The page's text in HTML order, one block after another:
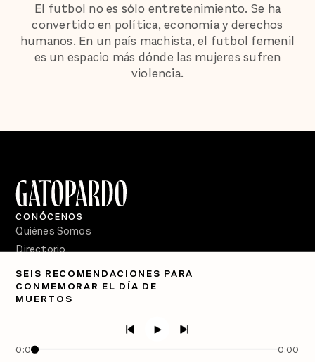
El futbol no es sólo entretenimiento. Se ha
convertido en política, economía y derechos
humanos. En un país machista, el futbol femenil
es un espacio más dónde las mujeres sufren
violencia.
SEIS RECOMENDACIONES PARA
CONMEMORAR EL DÍA DE
MUERTOS
0:00 0:00
CONÓCENOS
Quiénes Somos
Directorio
PÓDCASTS
Semanario Gatopardo